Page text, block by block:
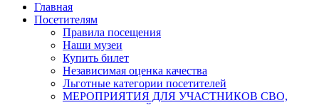
Главная
Посетителям
Правила посещения
Наши музеи
Купить билет
Независимая оценка качества
Льготные категории посетителей
МЕРОПРИЯТИЯ ДЛЯ УЧАСТНИКОВ СВО,